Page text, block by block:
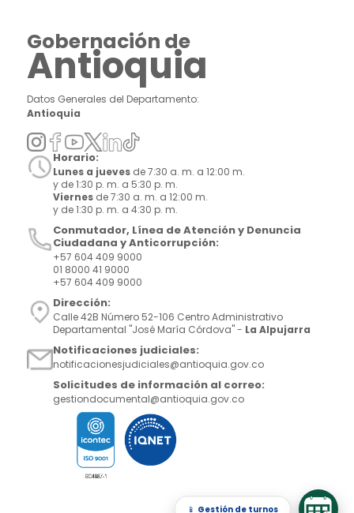
📱 Gestión de turnos
Gobernación de
Antioquia
Datos Generales del Departamento:
Antioquia
Horario:
Lunes a jueves de 7:30 a. m. a 12:00 m.
y de 1:30 p. m. a 5:30 p. m.
Viernes de 7:30 a. m. a 12:00 m.
y de 1:30 p. m. a 4:30 p. m.
Conmutador, Línea de Atención y Denuncia
Ciudadana y Anticorrupción:
+57 604 409 9000
01 8000 41 9000
+57 604 409 9000
Dirección:
Calle 42B Número 52-106 Centro Administrativo
Departamental "José María Córdova" - La Alpujarra
Notificaciones judiciales:
notificacionesjudiciales@antioquia.gov.co
Solicitudes de información al correo:
gestiondocumental@antioquia.gov.co